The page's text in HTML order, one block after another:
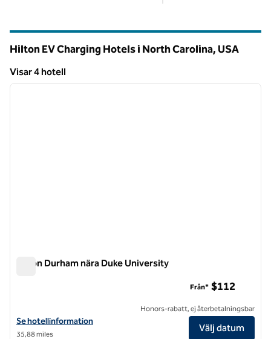
Hilton EV Charging Hotels i North Carolina, USA
Visar 4 hotell
Visar 4 hotell
1 av 12
nästa
Hilton Durham nära Duke University
Visa hotelluppgifter för Hilton Durham nära Duke University
Se hotellinformation
35,88 miles
Från* $112
Honors-rabatt, ej återbetalningsbar
Välj datum